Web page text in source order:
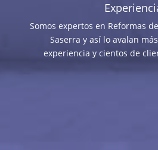
Somos expertos en Reformas
Saserra y así lo avalan
experiencia y cientos de